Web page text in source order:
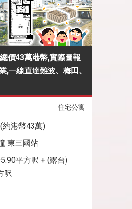
價43萬港幣,實際圖報
,一線直達難波、梅田、
住宅公寓
約港幣43萬)
東三國站
平方呎 + (露台)
呎